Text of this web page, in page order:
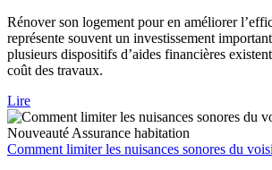
Rénover son logement pour en améliorer
représente souvent un investissement
plusieurs dispositifs d’aides financières
coût des travaux.
Lire
Nouveauté Assurance habitation
Comment limiter les nuisances sonores du